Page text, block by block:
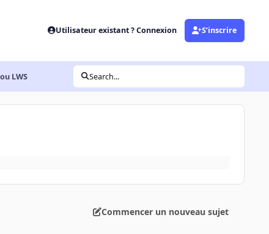
Utilisateur existant ? Connexion S’inscrire
LWS Search...
Commencer un nouveau sujet